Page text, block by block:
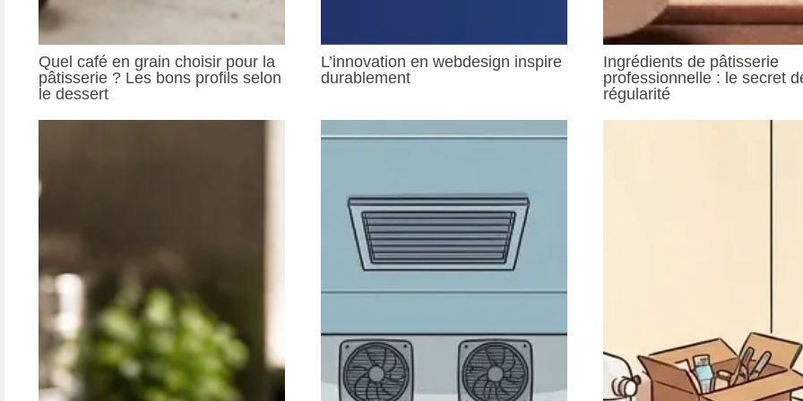
Quel café en grain choisir pour la
pâtisserie ? Les bons profils selon
le dessert
L’innovation en webdesign inspire
durablement
Ingrédients de pâtisserie
professionnelle : le secret
régularité